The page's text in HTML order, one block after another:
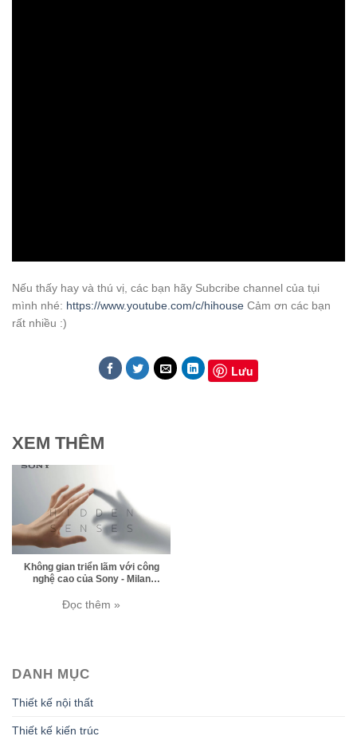
Nếu thấy hay và thú vị, các bạn hãy Subcribe channel của tụi
mình nhé: https://www.youtube.com/c/hihouse Cảm ơn các bạn
rất nhiều :)
Lưu
XEM THÊM
Không gian triển lãm với công
nghệ cao của Sony - Milan
Đọc thêm »
DANH MỤC
Thiết kế nội thất
Thiết kế kiến trúc